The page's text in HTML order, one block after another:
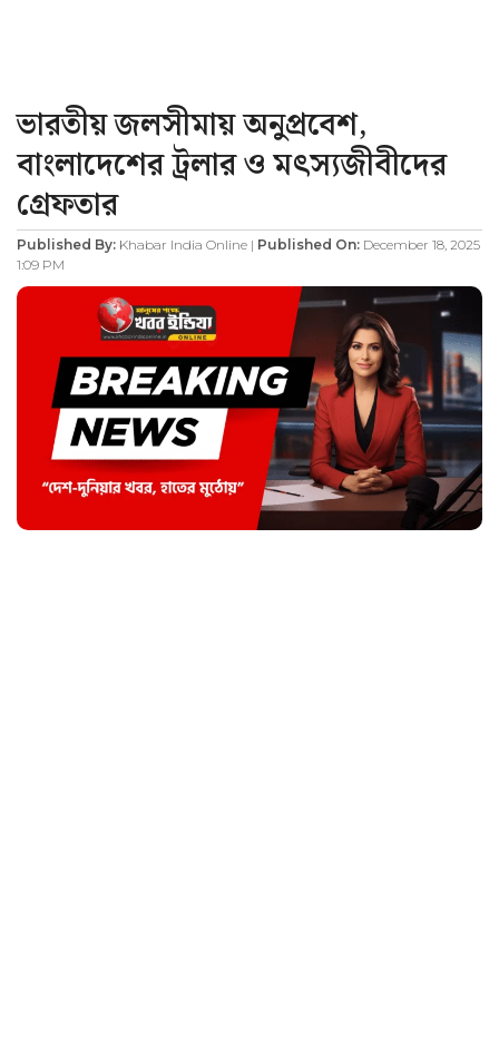
ভারতীয় জলসীমায় অনুপ্রবেশ,
বাংলাদেশের ট্রলার ও মৎস্যজীবীদের
গ্রেফতার
Published By: Khabar India Online | Published On: December 18, 2025
1:09 PM